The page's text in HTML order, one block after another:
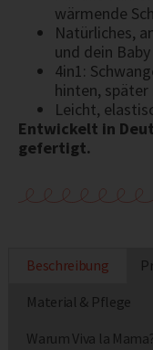
wärmende
Natürliches,
und dein Baby
4in1:
hinten,
Leicht,
Entwickelt in
gefertigt.
Beschreibung
Material & Pflege
Warum Viva la